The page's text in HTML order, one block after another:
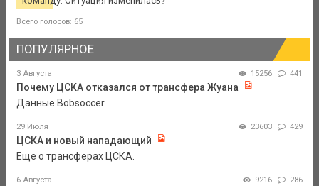
Всего голосов: 65
ПОПУЛЯРНОЕ
3 Августа 15256 441
Почему ЦСКА отказался от трансфера Жуана
Данные Bobsoccer.
29 Июля 23603 429
ЦСКА и новый нападающий
Еще о трансферах ЦСКА.
6 Августа 9216 286